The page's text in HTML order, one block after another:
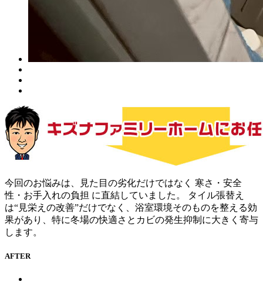
今回のお悩みは、見た目の劣化だけではなく 寒さ・安全
性・お手入れの負担 に直結していました。 タイル張替え
は“見栄えの改善”だけでなく、浴室環境そのものを整える効
果があり、特に冬場の快適さとカビの発生抑制に大きく寄与
します。
AFTER